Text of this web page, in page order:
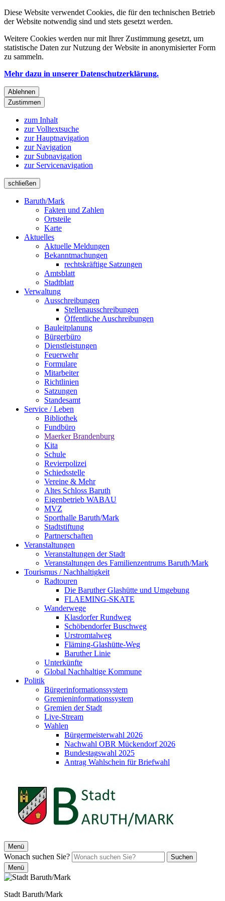
Diese Website verwendet Cookies, die für den technischen Betrieb
der Website notwendig sind und stets gesetzt werden.
Weitere Cookies werden nur mit Ihrer Zustimmung gesetzt, um
statistische Daten zur Nutzung der Website in anonymisierter Form
zu sammeln.
Mehr dazu in unserer Datenschutzerklärung.
Ablehnen
Zustimmen
zum Inhalt
zur Volltextsuche
zur Hauptnavigation
zur Navigation
zur Subnavigation
zur Servicenavigation
schließen
Baruth/Mark
Fakten und Zahlen
Ortsteile
Karte
Aktuelles
Aktuelle Meldungen
Bekanntmachungen
rechtskräftige Satzungen
Amtsblatt
Stadtblatt
Verwaltung
Ausschreibungen
Stellenausschreibungen
Öffentliche Auschreibungen
Bauleitplanung
Bürgerbüro
Dienstleistungen
Feuerwehr
Formulare
Mitarbeiter
Richtlinien
Satzungen
Standesamt
Service / Leben
Bibliothek
Fundbüro
Maerker Brandenburg
Kita
Schule
Revierpolizei
Schiedsstelle
Vereine & Mehr
Altes Schloss Baruth
Eigenbetrieb WABAU
MVZ
Sporthalle Baruth/Mark
Stadtstiftung
Partnerschaften
Veranstaltungen
Veranstaltungen der Stadt
Veranstaltungen des Familienzentrums Baruth/Mark
Tourismus / Nachhaltigkeit
Radtouren
Die Baruther Glashütte und Umgebung
FLAEMING-SKATE
Wanderwege
Klasdorfer Rundweg
Schöbendorfer Buschweg
Urstromtalweg
Fläming-Glashütte-Weg
Baruther Linie
Unterkünfte
Global Nachhaltige Kommune
Politik
Bürgerinformationssystem
Gremieninformationssystem
Gremien der Stadt
Live-Stream
Wahlen
Bürgermeisterwahl 2026
Nachwahl OBR Mückendorf 2026
Bundestagswahl 2025
Antrag Wahlschein für Briefwahl
Menü
Wonach suchen Sie?
Suchen
Menü
Stadt Baruth/Mark